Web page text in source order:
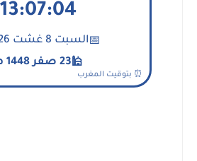
13:07:05
📅السبت 8 غشت 2026 م
🕌23 صفر 1448 هـ
⏰ بتوقيت المغرب